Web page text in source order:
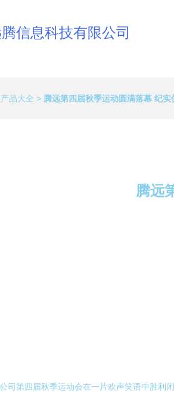
信息科技有限公司
产品大全 > 腾远第四届秋季运动圆满落幕 纪
腾远
司第四届秋季运动会在一片欢声笑语中胜利